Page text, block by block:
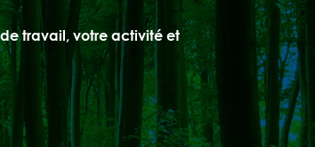
travail, votre activité et